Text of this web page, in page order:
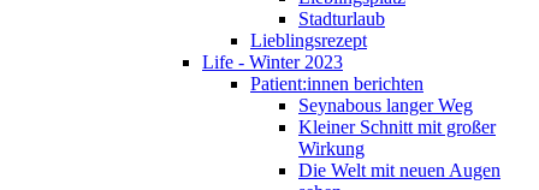
Stadturlaub
Lieblingsrezept
Life - Winter 2023
Patient:innen berichten
Seynabous langer Weg
Kleiner Schnitt mit großer
Wirkung
Die Welt mit neuen Augen